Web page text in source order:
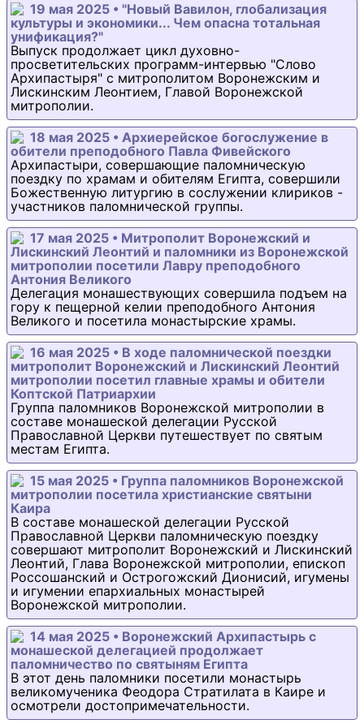
19 мая 2025 • "Новый Вавилон, глобализация
культуры и экономики... Чем опасна тотальная
унификация?"
Выпуск продолжает цикл духовно-
просветительских программ-интервью "Слово
Архипастыря" с митрополитом Воронежским и
Лискинским Леонтием, Главой Воронежской
митрополии.
18 мая 2025 • Архиерейское богослужение в
обители преподобного Павла Фивейского
Архипастыри, совершающие паломническую
поездку по храмам и обителям Египта, совершили
Божественную литургию в сослужении клириков -
участников паломнической группы.
17 мая 2025 • Митрополит Воронежский и
Лискинский Леонтий и паломники из Воронежской
митрополии посетили Лавру преподобного
Антония Великого
Делегация монашествующих совершила подъем на
гору к пещерной келии преподобного Антония
Великого и посетила монастырские храмы.
16 мая 2025 • В ходе паломнической поездки
митрополит Воронежский и Лискинский Леонтий
митрополии посетил главные храмы и обители
Коптской Патриархии
Группа паломников Воронежской митрополии в
составе монашеской делегации Русской
Православной Церкви путешествует по святым
местам Египта.
15 мая 2025 • Группа паломников Воронежской
митрополии посетила христианские святыни
Каира
В составе монашеской делегации Русской
Православной Церкви паломническую поездку
совершают митрополит Воронежский и Лискинский
Леонтий, Глава Воронежской митрополии, епископ
Россошанский и Острогожский Дионисий, игумены
и игумении епархиальных монастырей
Воронежской митрополии.
14 мая 2025 • Воронежский Архипастырь с
монашеской делегацией продолжает
паломничество по святыням Египта
В этот день паломники посетили монастырь
великомученика Феодора Стратилата в Каире и
осмотрели достопримечательности.